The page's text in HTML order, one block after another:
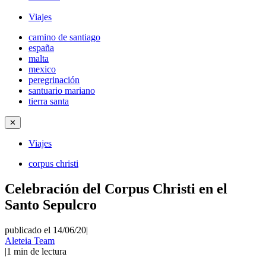
Viajes
camino de santiago
españa
malta
mexico
peregrinación
santuario mariano
tierra santa
✕
Viajes
corpus christi
Celebración del Corpus Christi en el
Santo Sepulcro
publicado el 14/06/20|
Aleteia Team
|1 min de lectura